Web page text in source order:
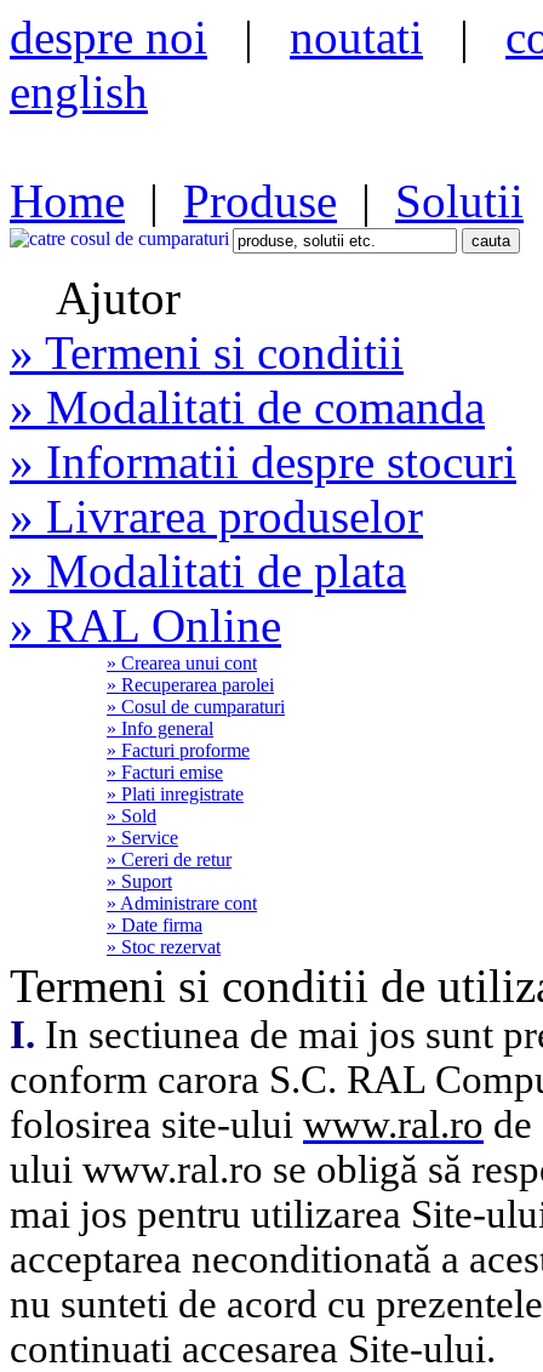
despre noi | noutati |
english
Home | Produse | Solutii
Ajutor
» Termeni si conditii
» Modalitati de comanda
» Informatii despre stocuri
» Livrarea produselor
» Modalitati de plata
» RAL Online
» Crearea unui cont
» Recuperarea parolei
» Cosul de cumparaturi
» Info general
» Facturi proforme
» Facturi emise
» Plati inregistrate
» Sold
» Service
» Cereri de retur
» Suport
» Administrare cont
» Date firma
» Stoc rezervat
Termeni si conditii de
I. In sectiunea de mai jos sunt
conform carora S.C. RAL
folosirea site-ului www.ral.ro
ului www.ral.ro se obligă să
mai jos pentru utilizarea Site-
acceptarea neconditionată a
nu sunteti de acord cu
continuati accesarea Site-ului.